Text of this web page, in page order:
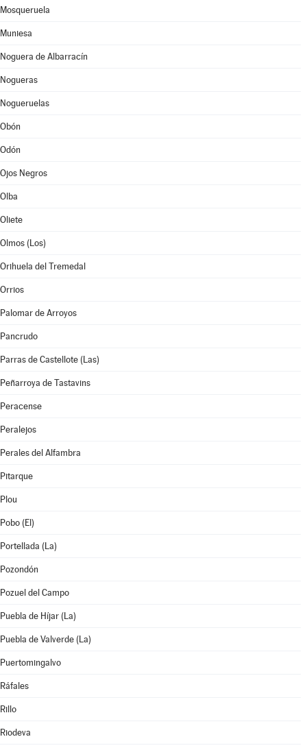
Mosqueruela
Muniesa
Noguera de Albarracín
Nogueras
Nogueruelas
Obón
Odón
Ojos Negros
Olba
Oliete
Olmos (Los)
Orihuela del Tremedal
Orrios
Palomar de Arroyos
Pancrudo
Parras de Castellote (Las)
Peñarroya de Tastavins
Peracense
Peralejos
Perales del Alfambra
Pitarque
Plou
Pobo (El)
Portellada (La)
Pozondón
Pozuel del Campo
Puebla de Híjar (La)
Puebla de Valverde (La)
Puertomingalvo
Ráfales
Rillo
Riodeva